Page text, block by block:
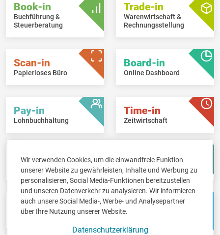
Wir verwenden Cookies, um die einwandfreie Funktion
unserer Website zu gewährleisten, Inhalte und Werbung zu
personalisieren, Social Media-Funktionen bereitzustellen
und unseren Datenverkehr zu analysieren. Wir informieren
auch unsere Social Media-, Werbe- und Analysepartner
über Ihre Nutzung unserer Website.
Datenschutzerklärung
Book-in
Buchführung &
Steuerberatung
Trade-in
Warenwirtschaft &
Rechnungsstellung
Scan-in
Papierloses Büro
Board-in
Online Dashboard
Pay-in
Lohnbuchhaltung
Time-in
Zeitwirtschaft
Fisc-in
Steuererklärungen
Account-in
Jahresabschlüsse
Pos-in
Kassensystem
Net-in
Webshops &